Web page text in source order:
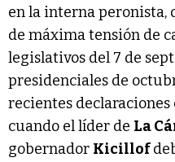
en la interna peronista,
de máxima tensión de
legislativos del 7 de
presidenciales de
recientes declaraciones
cuando el líder de La
gobernador Kicillof